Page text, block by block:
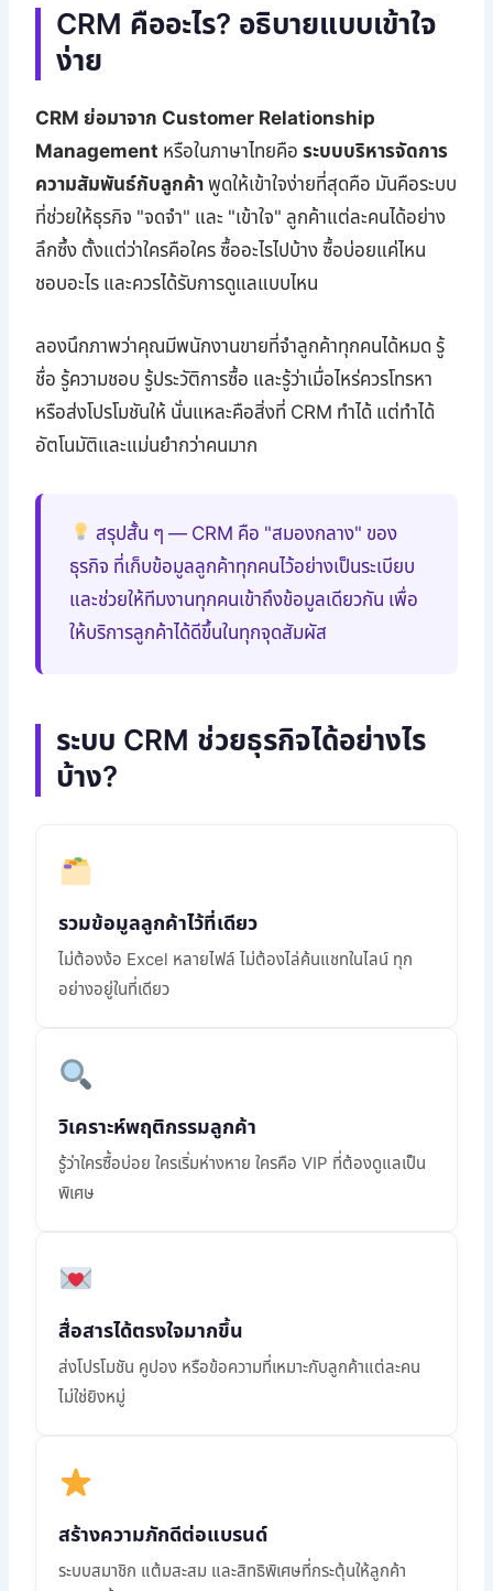
CRM คืออะไร? อธิบายแบบเข้าใจ
ง่าย
CRM ย่อมาจาก Customer Relationship
Management หรือในภาษาไทยคือระบบบริหารจัดการ
ความสัมพันธ์กับลูกค้าพูดให้เข้าใจง่ายที่สุดคือ มันคือระบบ
ที่ช่วยให้ธุรกิจ "จดจำ" และ "เข้าใจ" ลูกค้าแต่ละคนได้อย่าง
ลึกซึ้ง ตั้งแต่ว่าใครคือใคร ซื้ออะไรไปบ้าง ซื้อบ่อยแค่ไหน
ชอบอะไร และควรได้รับการดูแลแบบไหน
ลองนึกภาพว่าคุณมีพนักงานขายที่จำลูกค้าทุกคนได้หมด รู้
ชื่อ รู้ความชอบ รู้ประวัติการซื้อ และรู้ว่าเมื่อไหร่ควรโทรหา
หรือส่งโปรโมชันให้ นั่นแหละคือสิ่งที่ CRM ทำได้ แต่ทำได้
อัตโนมัติและแม่นยำกว่าคนมาก
สรุปสั้น ๆ — CRM คือ "สมองกลาง" ของ
ธุรกิจ ที่เก็บข้อมูลลูกค้าทุกคนไว้อย่างเป็นระเบียบ
และช่วยให้ทีมงานทุกคนเข้าถึงข้อมูลเดียวกัน เพื่อ
ให้บริการลูกค้าได้ดีขึ้นในทุกจุดสัมผัส
ระบบ CRM ช่วยธุรกิจได้อย่างไร
บ้าง?
รวมข้อมูลลูกค้าไว้ที่เดียว
ไม่ต้องง้อ Excel หลายไฟล์ ไม่ต้องไล่ค้นแชทในไลน์ ทุก
อย่างอยู่ในที่เดียว
วิเคราะห์พฤติกรรมลูกค้า
รู้ว่าใครซื้อบ่อย ใครเริ่มห่างหาย ใครคือ VIP ที่ต้องดูแลเป็น
พิเศษ
สื่อสารได้ตรงใจมากขึ้น
ส่งโปรโมชัน คูปอง หรือข้อความที่เหมาะกับลูกค้าแต่ละคน
ไม่ใช่ยิงหมู่
สร้างความภักดีต่อแบรนด์
ระบบสมาชิก แต้มสะสม และสิทธิพิเศษที่กระตุ้นให้ลูกค้า